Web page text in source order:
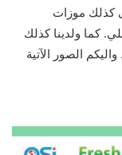
لا ننسى كذلك موزات
قلي. كما ولدينا كذلك
الزنجبيل السود 500 مل 1 حبة . واليكم الصور الآتية